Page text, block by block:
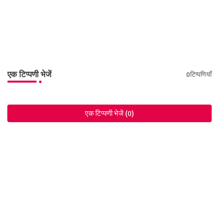
एक टिप्पणी भेजें 0टिप्पणियाँ
एक टिप्पणी भेजें (0)